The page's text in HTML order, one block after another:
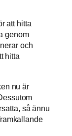
att hitta
genom
och
hitta
nu är
så ännu